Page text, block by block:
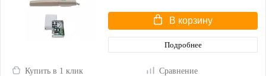
В корзину
Подробнее
Купить в 1 клик Сравнение